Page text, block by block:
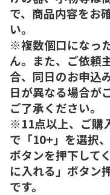
で、商品内容をお
い。
※複数個口になっ
ん。また、ご依頼
合、同日のお申込
日が異なる場合が
ご了承ください。
※11点以上、ご購
で「10+」を選択
ボタンを押下して
に入れる」ボタン
です。